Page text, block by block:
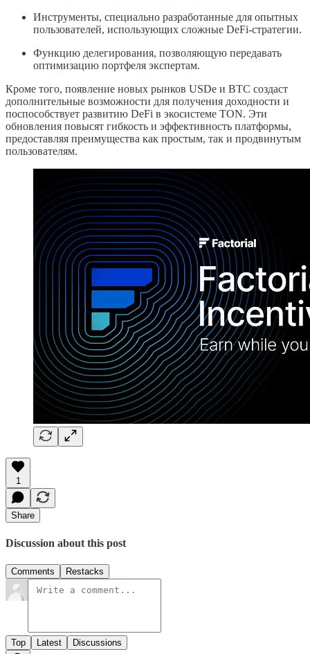
Инструменты, специально разработанные для опытных
пользователей, использующих сложные DeFi-стратегии.
Функцию делегирования, позволяющую передавать
оптимизацию портфеля экспертам.
Кроме того, появление новых рынков USDe и BTC создаст
дополнительные возможности для получения доходности и
поспособствует развитию DeFi в экосистеме TON. Эти
обновления повысят гибкость и эффективность платформы,
предоставляя преимущества как простым, так и продвинутым
пользователям.
1
Share
Discussion about this post
Comments Restacks
Top Latest Discussions